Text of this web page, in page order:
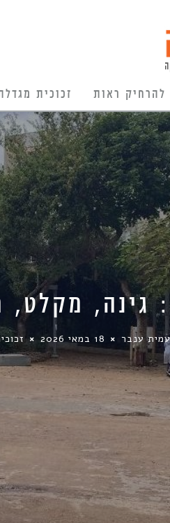
להרחיק ראות זכוכית
גינה,
עמית ענבר 18 במאי 2026